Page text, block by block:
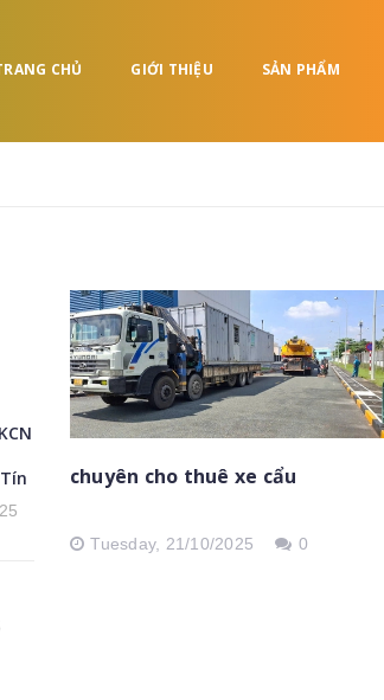
CHỦ GIỚI THIỆU SẢN PHẨM
chuyên cho thuê xe cẩu
Tuesday, 21/10/2025 0